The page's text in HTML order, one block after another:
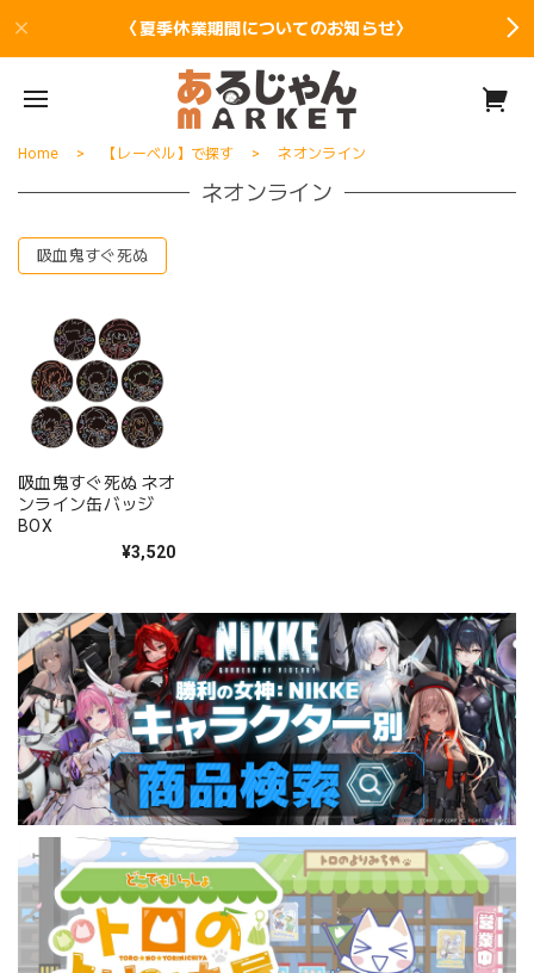
〈夏季休業期間についてのお知らせ〉
Home 【レーベル】で探す ネオンライン
ネオンライン
吸血鬼すぐ死ぬ
吸血鬼すぐ死ぬ ネオ
ンライン缶バッジ
BOX
¥3,520